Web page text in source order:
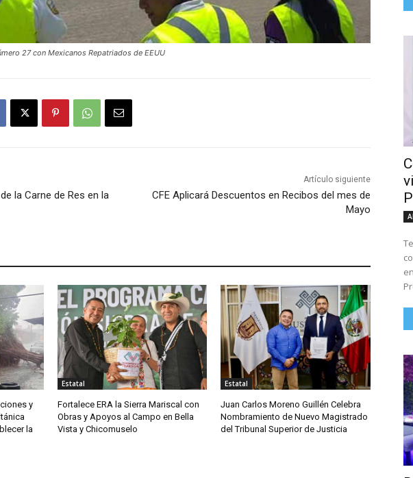
27 con Mexicanos Repatriados de EEUU
la Carne de Res en la
Artículo siguiente
CFE Aplicará Descuentos en Recibos del mes de
Mayo
y
la
Estatal
Fortalece ERA la Sierra Mariscal con
Obras y Apoyos al Campo en Bella
Vista y Chicomuselo
Estatal
Juan Carlos Moreno Guillén Celebra
Nombramiento de Nuevo Magistrado
del Tribunal Superior de Justicia